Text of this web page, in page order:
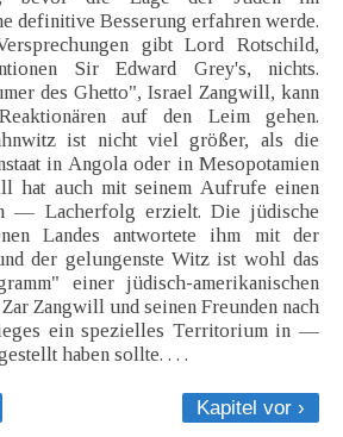
definitive Besserung erfahren werde.
gibt Lord Rotschild,
Sir Edward Grey's, nichts.
des Ghetto", Israel Zangwill, kann
auf den Leim gehen.
ist nicht viel größer, als die
in Angola oder in Mesopotamien
hat auch mit seinem Aufrufe einen
— Lacherfolg erzielt. Die jüdische
Landes antwortete ihm mit der
der gelungenste Witz ist wohl das
einer jüdisch-amerikanischen
Zangwill und seinen Freunden nach
ein spezielles Territorium in —
haben sollte. . . .
Kapitel vor ›